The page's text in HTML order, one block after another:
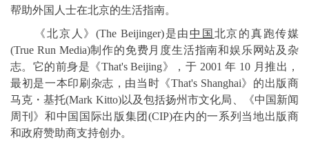
帮助外国人士在北京的生活指南。
《北京人》(The Beijinger)是由 中国 北京的真跑传媒
(True Run Media)制作的免费月度生活指南和娱乐网站及杂
志。它的前身是《That's Beijing》，于 2001 年 10 月推出，
最初是一本印刷杂志，由当时《That's Shanghai》的出版商
马克・基托(Mark Kitto)以及包括扬州市文化局、《中国新闻
周刊》和中国国际出版集团(CIP)在内的一系列当地出版商
和政府赞助商支持创办。